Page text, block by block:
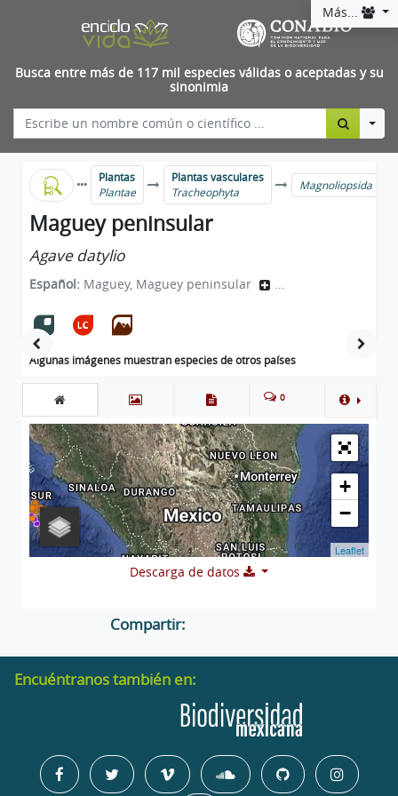
Más...
Busca entre más de 117 mil especies válidas o aceptadas y su
sinonimia
Plantas
Plantae
Plantas vasculares
Tracheophyta
Magnoliopsida
Maguey peninsular
Agave datylio
Español: Maguey, Maguey peninsular ...
Algunas imágenes muestran especies de otros países
0
+
−
Leaflet
Descarga de datos
Compartir:
Encuéntranos también en: